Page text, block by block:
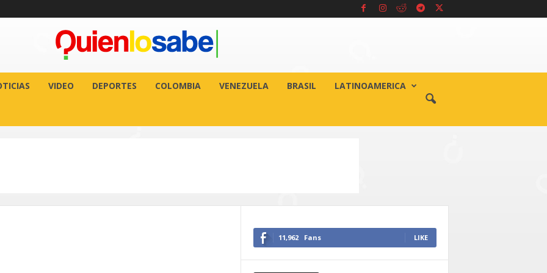
VIDEO DEPORTES COLOMBIA VENEZUELA BRASIL LATINOAMERICA
11,962 Fans LIKE